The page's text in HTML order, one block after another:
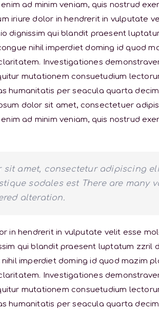
ad minim veniam, quis nostrud
iriure dolor in hendrerit in vulputate
dignissim qui blandit praesent
nihil imperdiet doming id quod
Investigationes
mutationem consuetudium
humanitatis per seacula quarta
dolor sit amet, consectetuer
ad minim veniam, quis nostrud
sit amet, consectetur adipiscing
sodales est There are many
alteration.
in hendrerit in vulputate velit esse
qui blandit praesent luptatum
imperdiet doming id quod mazim
Investigationes
mutationem consuetudium
humanitatis per seacula quarta